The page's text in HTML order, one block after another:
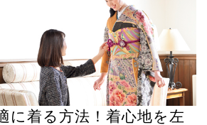
に着る方法！着心地を左